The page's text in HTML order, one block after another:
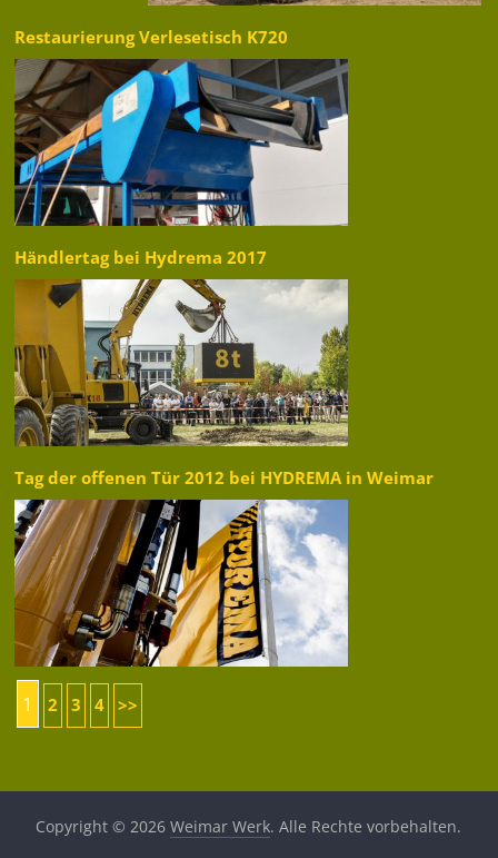
Restaurierung Verlesetisch K720
Händlertag bei Hydrema 2017
Tag der offenen Tür 2012 bei HYDREMA in Weimar
1 2 3 4 >>
Copyright © 2026Weimar Werk. Alle Rechte vorbehalten.